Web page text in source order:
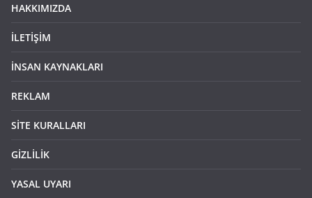
HAKKIMIZDA
İLETİŞİM
İNSAN KAYNAKLARI
REKLAM
SİTE KURALLARI
GİZLİLİK
YASAL UYARI